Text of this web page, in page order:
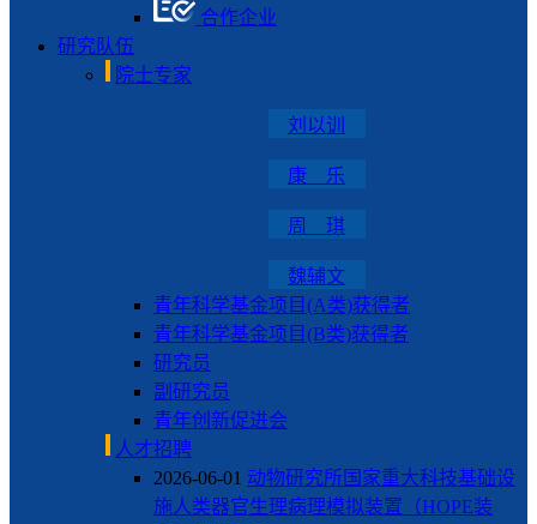
合作企业
研究队伍
院士专家
刘以训
康 乐
周 琪
魏辅文
青年科学基金项目(A类)获得者
青年科学基金项目(B类)获得者
研究员
副研究员
青年创新促进会
人才招聘
2026-06-01 动物研究所国家重大科技基础设
施人类器官生理病理模拟装置（HOPE装